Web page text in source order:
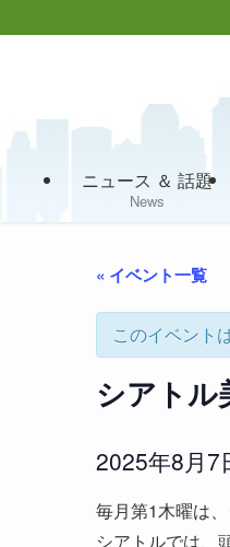
ニュース ＆ 話題
News
« イベント一覧
このイベント
シアト
2025年8月7
毎月第1木曜は
シアトルでは、